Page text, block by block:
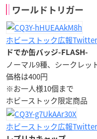
ワールドトリガー
ホビーストック広報Twitter
ドでか缶バッジ-FLASH-
ノーマル9種、シークレッ
価格は400円
※お一人様10個まで
ホビーストック限定商品
ホビーストック広報Twitter